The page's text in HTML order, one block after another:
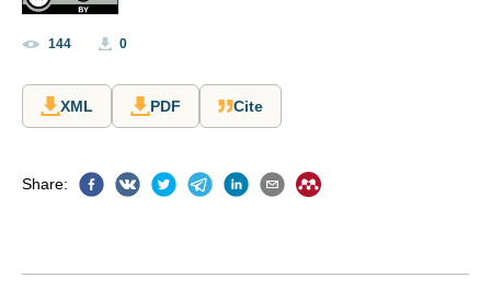
144 0
XML PDF Cite
Share: